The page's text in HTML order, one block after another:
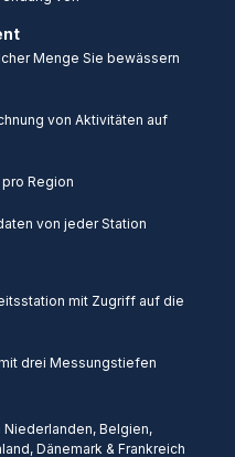
Menge Sie bewässern
von Aktivitäten auf
Region
von jeder Station
mit Zugriff auf die
drei Messungstiefen
Belgien,
Dänemark & Frankreich